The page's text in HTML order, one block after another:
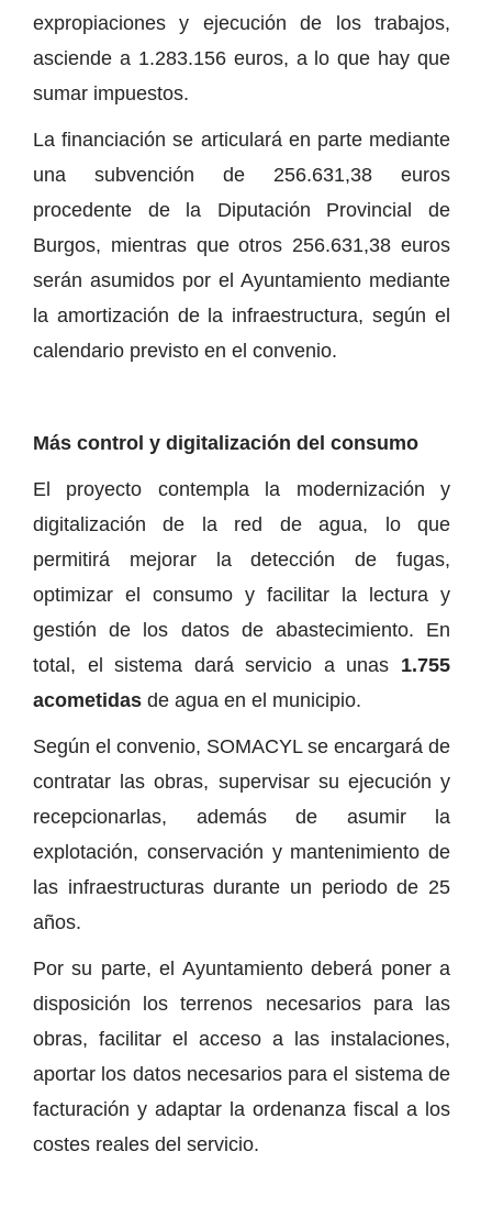
expropiaciones y ejecución de los trabajos,
asciende a 1.283.156 euros, a lo que hay que
sumar impuestos.
La financiación se articulará en parte mediante
una subvención de 256.631,38 euros
procedente de la Diputación Provincial de
Burgos, mientras que otros 256.631,38 euros
serán asumidos por el Ayuntamiento mediante
la amortización de la infraestructura, según el
calendario previsto en el convenio.
Más control y digitalización del consumo
El proyecto contempla la modernización y
digitalización de la red de agua, lo que
permitirá mejorar la detección de fugas,
optimizar el consumo y facilitar la lectura y
gestión de los datos de abastecimiento. En
total, el sistema dará servicio a unas 1.755
acometidas de agua en el municipio.
Según el convenio, SOMACYL se encargará de
contratar las obras, supervisar su ejecución y
recepcionarlas, además de asumir la
explotación, conservación y mantenimiento de
las infraestructuras durante un periodo de 25
años.
Por su parte, el Ayuntamiento deberá poner a
disposición los terrenos necesarios para las
obras, facilitar el acceso a las instalaciones,
aportar los datos necesarios para el sistema de
facturación y adaptar la ordenanza fiscal a los
costes reales del servicio.